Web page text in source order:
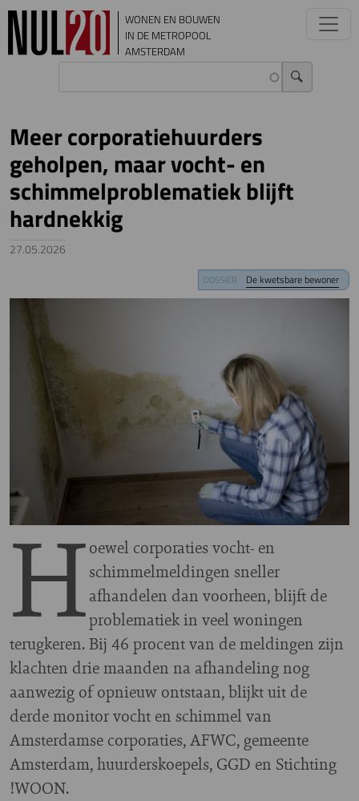
Overslaan en naar de inhoud gaan
WONEN EN BOUWEN
IN DE METROPOOL
AMSTERDAM
Meer corporatiehuurders
geholpen, maar vocht- en
schimmelproblematiek blijft
hardnekkig
27.05.2026
DOSSIER De kwetsbare bewoner
Hoewel corporaties vocht- en
schimmelmeldingen sneller
afhandelen dan voorheen, blijft de
problematiek in veel woningen
terugkeren. Bij 46 procent van de meldingen zijn
klachten drie maanden na afhandeling nog
aanwezig of opnieuw ontstaan, blijkt uit de
derde monitor vocht en schimmel van
Amsterdamse corporaties, AFWC, gemeente
Amsterdam, huurderskoepels, GGD en Stichting
!WOON.